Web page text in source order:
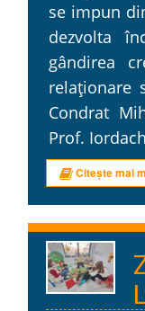
se impun
dezvolta
gândirea
relaționare
Condrat
Prof.
Citește mai